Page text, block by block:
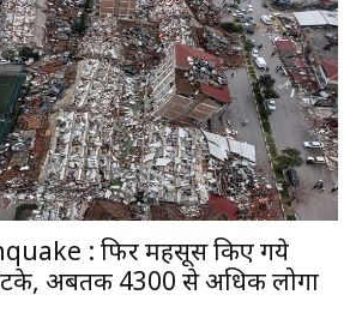
: फिर महसूस किए गये
अबतक 4300 से अधिक लोगों